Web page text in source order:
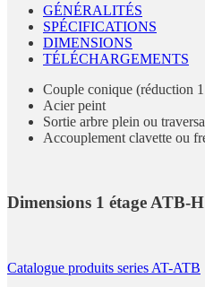
GÉNÉRALITÉS
SPÉCIFICATIONS
DIMENSIONS
TÉLÉCHARGEMENTS
Couple conique (réduction
Acier peint
Sortie arbre plein ou
Accouplement clavette ou
Dimensions 1 étage ATB-
Catalogue produits series AT-ATB